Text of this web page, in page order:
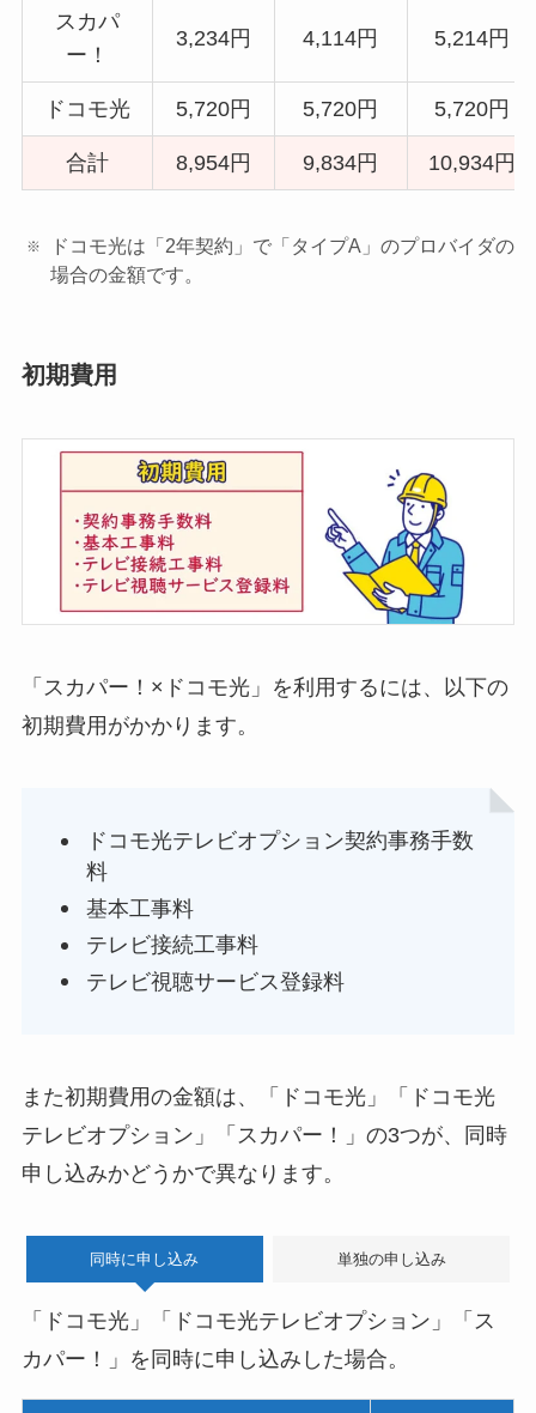
スカパ
ー！
3,234円 4,114円 5,214円
ドコモ光 5,720円 5,720円 5,720円
合計 8,954円 9,834円 10,934円
ドコモ光は「2年契約」で「タイプA」のプロバイダの
場合の金額です。
初期費用
「スカパー！×ドコモ光」を利用するには、以下の
初期費用がかかります。
ドコモ光テレビオプション契約事務手数
料
基本工事料
テレビ接続工事料
テレビ視聴サービス登録料
また初期費用の金額は、「ドコモ光」「ドコモ光
テレビオプション」「スカパー！」の3つが、同時
申し込みかどうかで異なります。
同時に申し込み 単独の申し込み
「ドコモ光」「ドコモ光テレビオプション」「ス
カパー！」を同時に申し込みした場合。